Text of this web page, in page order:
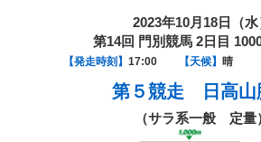
2023年10月18日（水
第14回 門別競馬 2日目
【発走時刻】 17:00 【天候】 晴
第５競走 日高
（サラ系一般 定量